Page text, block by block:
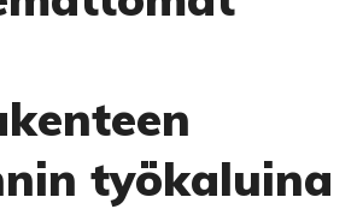
työkaluina